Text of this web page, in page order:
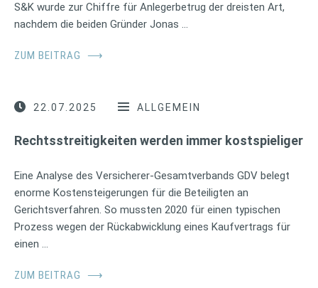
S&K wurde zur Chiffre für Anlegerbetrug der dreisten Art,
nachdem die beiden Gründer Jonas …
ZUM BEITRAG ⟶
22.07.2025 ALLGEMEIN
Rechtsstreitigkeiten werden immer kostspieliger
Eine Analyse des Versicherer-Gesamtverbands GDV belegt
enorme Kostensteigerungen für die Beteiligten an
Gerichtsverfahren. So mussten 2020 für einen typischen
Prozess wegen der Rückabwicklung eines Kaufvertrags für
einen …
ZUM BEITRAG ⟶